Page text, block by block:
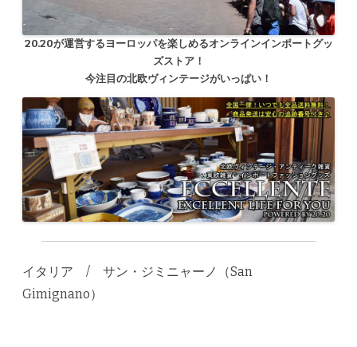
20.20が運営するヨーロッパを楽しめるオンラインインポートグッ
ズストア！
今注目の北欧ヴィンテージがいっぱい！
イタリア / サン・ジミニャーノ（San
Gimignano）